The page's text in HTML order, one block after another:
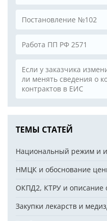
Постановление №102
Работа ПП РФ 2571
Если у заказчика
ли менять сведения о
контрактов в ЕИС
ТЕМЫ СТАТЕЙ
Национальный режим и
НМЦК и обоснование
ОКПД2, КТРУ и описание
Закупки лекарств и